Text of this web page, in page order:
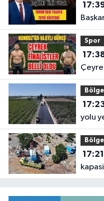
Spor
belli
Bölge
yolu
Bölge
17:21